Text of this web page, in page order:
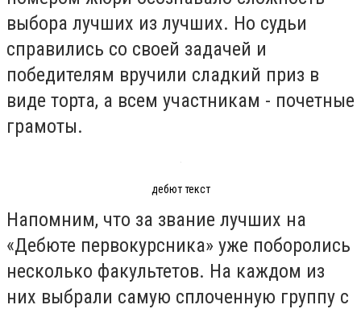
выбора лучших из лучших. Но судьи
справились со своей задачей и
победителям вручили сладкий приз в
виде торта, а всем участникам - почетные
грамоты.
дебют текст
Напомним, что за звание лучших на
«Дебюте первокурсника» уже поборолись
несколько факультетов. На каждом из
них выбрали самую сплоченную группу с